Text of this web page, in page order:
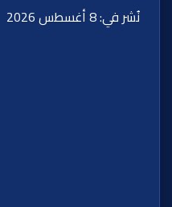
نُشر في: 8 أغسطس 2026